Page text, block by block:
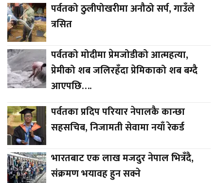
पर्वतको ठुलीपोखरीमा अनौठो सर्प, गाउँले
त्रसित
पर्वतको मोदीमा प्रेमजोडीको आत्महत्या,
प्रेमीको शब जलिरहँदा प्रेमिकाको शब बग्दै
आएपछि….
पर्वतका प्रदिप परियार नेपालकै कान्छा
सहसचिब, निजामती सेवामा नयाँ रेकर्ड
भारतबाट एक लाख मजदुर नेपाल भित्रँदै,
संक्रमण भयावह हुन सक्ने